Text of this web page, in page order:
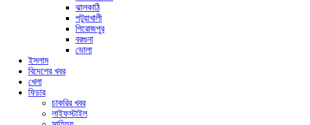
ঝালকাঠি
পটুয়াখালী
পিরোজপুর
বরগুনা
ভোলা
ইসলাম
বিদেশের খবর
খেলা
ফিচার
চাকরির খবর
লাইফস্টাইল